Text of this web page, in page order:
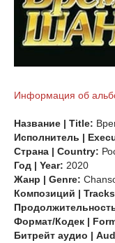
Информация об
Название | Title:
Исполнитель |
Страна | Country:
Год | Year: 2020
Жанр | Genre:
Композиций |
Формат/Кодек |
Битрейт аудио |